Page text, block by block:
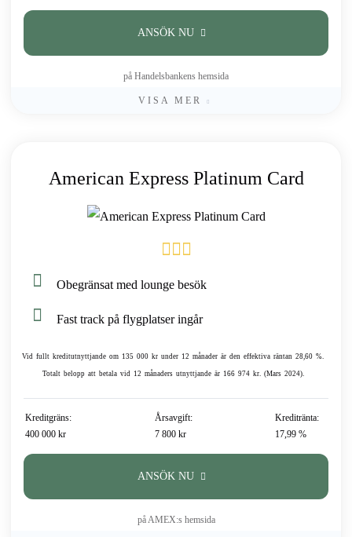
ANSÖK NU
på Handelsbankens hemsida
VISA MER
American Express Platinum Card
Obegränsat med lounge besök
Fast track på flygplatser ingår
Vid fullt kreditutnyttjande om 135 000 kr under 12 månader är den effektiva räntan 28,60 %.
Totalt belopp att betala vid 12 månaders utnyttjande är 166 974 kr. (Mars 2024).
Kreditgräns:
400 000 kr
Årsavgift:
7 800 kr
Kreditränta:
17,99 %
ANSÖK NU
på AMEX:s hemsida